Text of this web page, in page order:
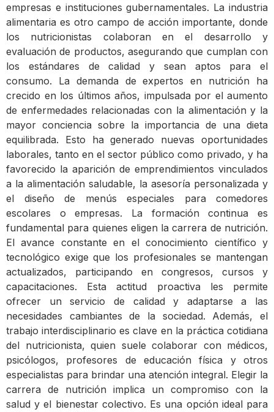
empresas e instituciones gubernamentales. La industria
alimentaria es otro campo de acción importante, donde
los nutricionistas colaboran en el desarrollo y
evaluación de productos, asegurando que cumplan con
los estándares de calidad y sean aptos para el
consumo. La demanda de expertos en nutrición ha
crecido en los últimos años, impulsada por el aumento
de enfermedades relacionadas con la alimentación y la
mayor conciencia sobre la importancia de una dieta
equilibrada. Esto ha generado nuevas oportunidades
laborales, tanto en el sector público como privado, y ha
favorecido la aparición de emprendimientos vinculados
a la alimentación saludable, la asesoría personalizada y
el diseño de menús especiales para comedores
escolares o empresas. La formación continua es
fundamental para quienes eligen la carrera de nutrición.
El avance constante en el conocimiento científico y
tecnológico exige que los profesionales se mantengan
actualizados, participando en congresos, cursos y
capacitaciones. Esta actitud proactiva les permite
ofrecer un servicio de calidad y adaptarse a las
necesidades cambiantes de la sociedad. Además, el
trabajo interdisciplinario es clave en la práctica cotidiana
del nutricionista, quien suele colaborar con médicos,
psicólogos, profesores de educación física y otros
especialistas para brindar una atención integral. Elegir la
carrera de nutrición implica un compromiso con la
salud y el bienestar colectivo. Es una opción ideal para